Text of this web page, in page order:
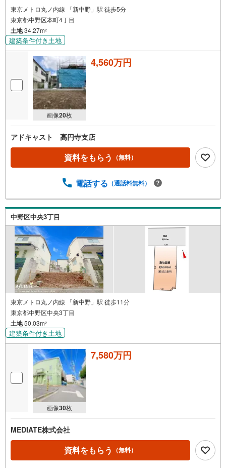
東京メトロ丸ノ内線 「新中野」駅 徒歩5分
東京都中野区本町4丁目
土地34.27m2
建築条件付き土地
画像20枚
4,560万円
アドキャスト 高円寺支店
資料をもらう （無料）
電話する （通話料無料）
中野区中央3丁目
東京メトロ丸ノ内線 「新中野」駅 徒歩11分
東京都中野区中央3丁目
土地50.03m2
建築条件付き土地
画像30枚
7,580万円
MEDIATE株式会社
資料をもらう （無料）